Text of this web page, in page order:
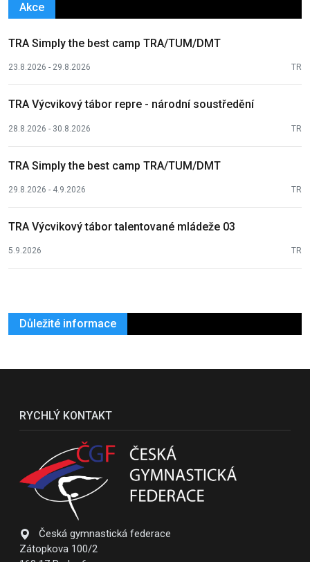
Akce
TRA Simply the best camp TRA/TUM/DMT
23.8.2026 - 29.8.2026 TR
TRA Výcvikový tábor repre - národní soustředění
28.8.2026 - 30.8.2026 TR
TRA Simply the best camp TRA/TUM/DMT
29.8.2026 - 4.9.2026 TR
TRA Výcvikový tábor talentované mládeže 03
5.9.2026 TR
Důležité informace
RYCHLÝ KONTAKT
Česká gymnastická federace
Zátopkova 100/2